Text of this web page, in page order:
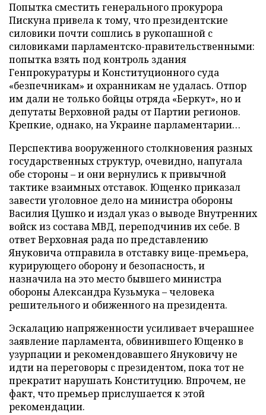
Попытка сместить генерального прокурора
Пискуна привела к тому, что президентские
силовики почти сошлись в рукопашной с
силовиками парламентско-правительственными:
попытка взять под контроль здания
Генпрокуратуры и Конституционного суда
«безпечникам» и охранникам не удалась. Отпор
им дали не только бойцы отряда «Беркут», но и
депутаты Верховной рады от Партии регионов.
Крепкие, однако, на Украине парламентарии…
Перспектива вооруженного столкновения разных
государственных структур, очевидно, напугала
обе стороны – и они вернулись к привычной
тактике взаимных отставок. Ющенко приказал
завести уголовное дело на министра обороны
Василия Цушко и издал указ о выводе Внутренних
войск из состава МВД, переподчинив их себе. В
ответ Верховная рада по представлению
Януковича отправила в отставку вице-премьера,
курирующего оборону и безопасность, и
назначила на это место бывшего министра
обороны Александра Кузьмука – человека
решительного и обиженного на президента.
Эскалацию напряженности усиливает вчерашнее
заявление парламента, обвинившего Ющенко в
узурпации и рекомендовавшего Януковичу не
идти на переговоры с президентом, пока тот не
прекратит нарушать Конституцию. Впрочем, не
факт, что премьер прислушается к этой
рекомендации.